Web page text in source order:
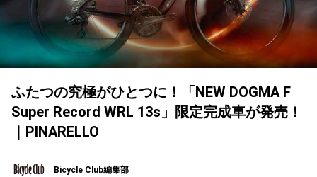
ふたつの究極がひとつに！「NEW DOGMA F
Super Record WRL 13s」限定完成車が発売！
｜PINARELLO
Bicycle Club編集部